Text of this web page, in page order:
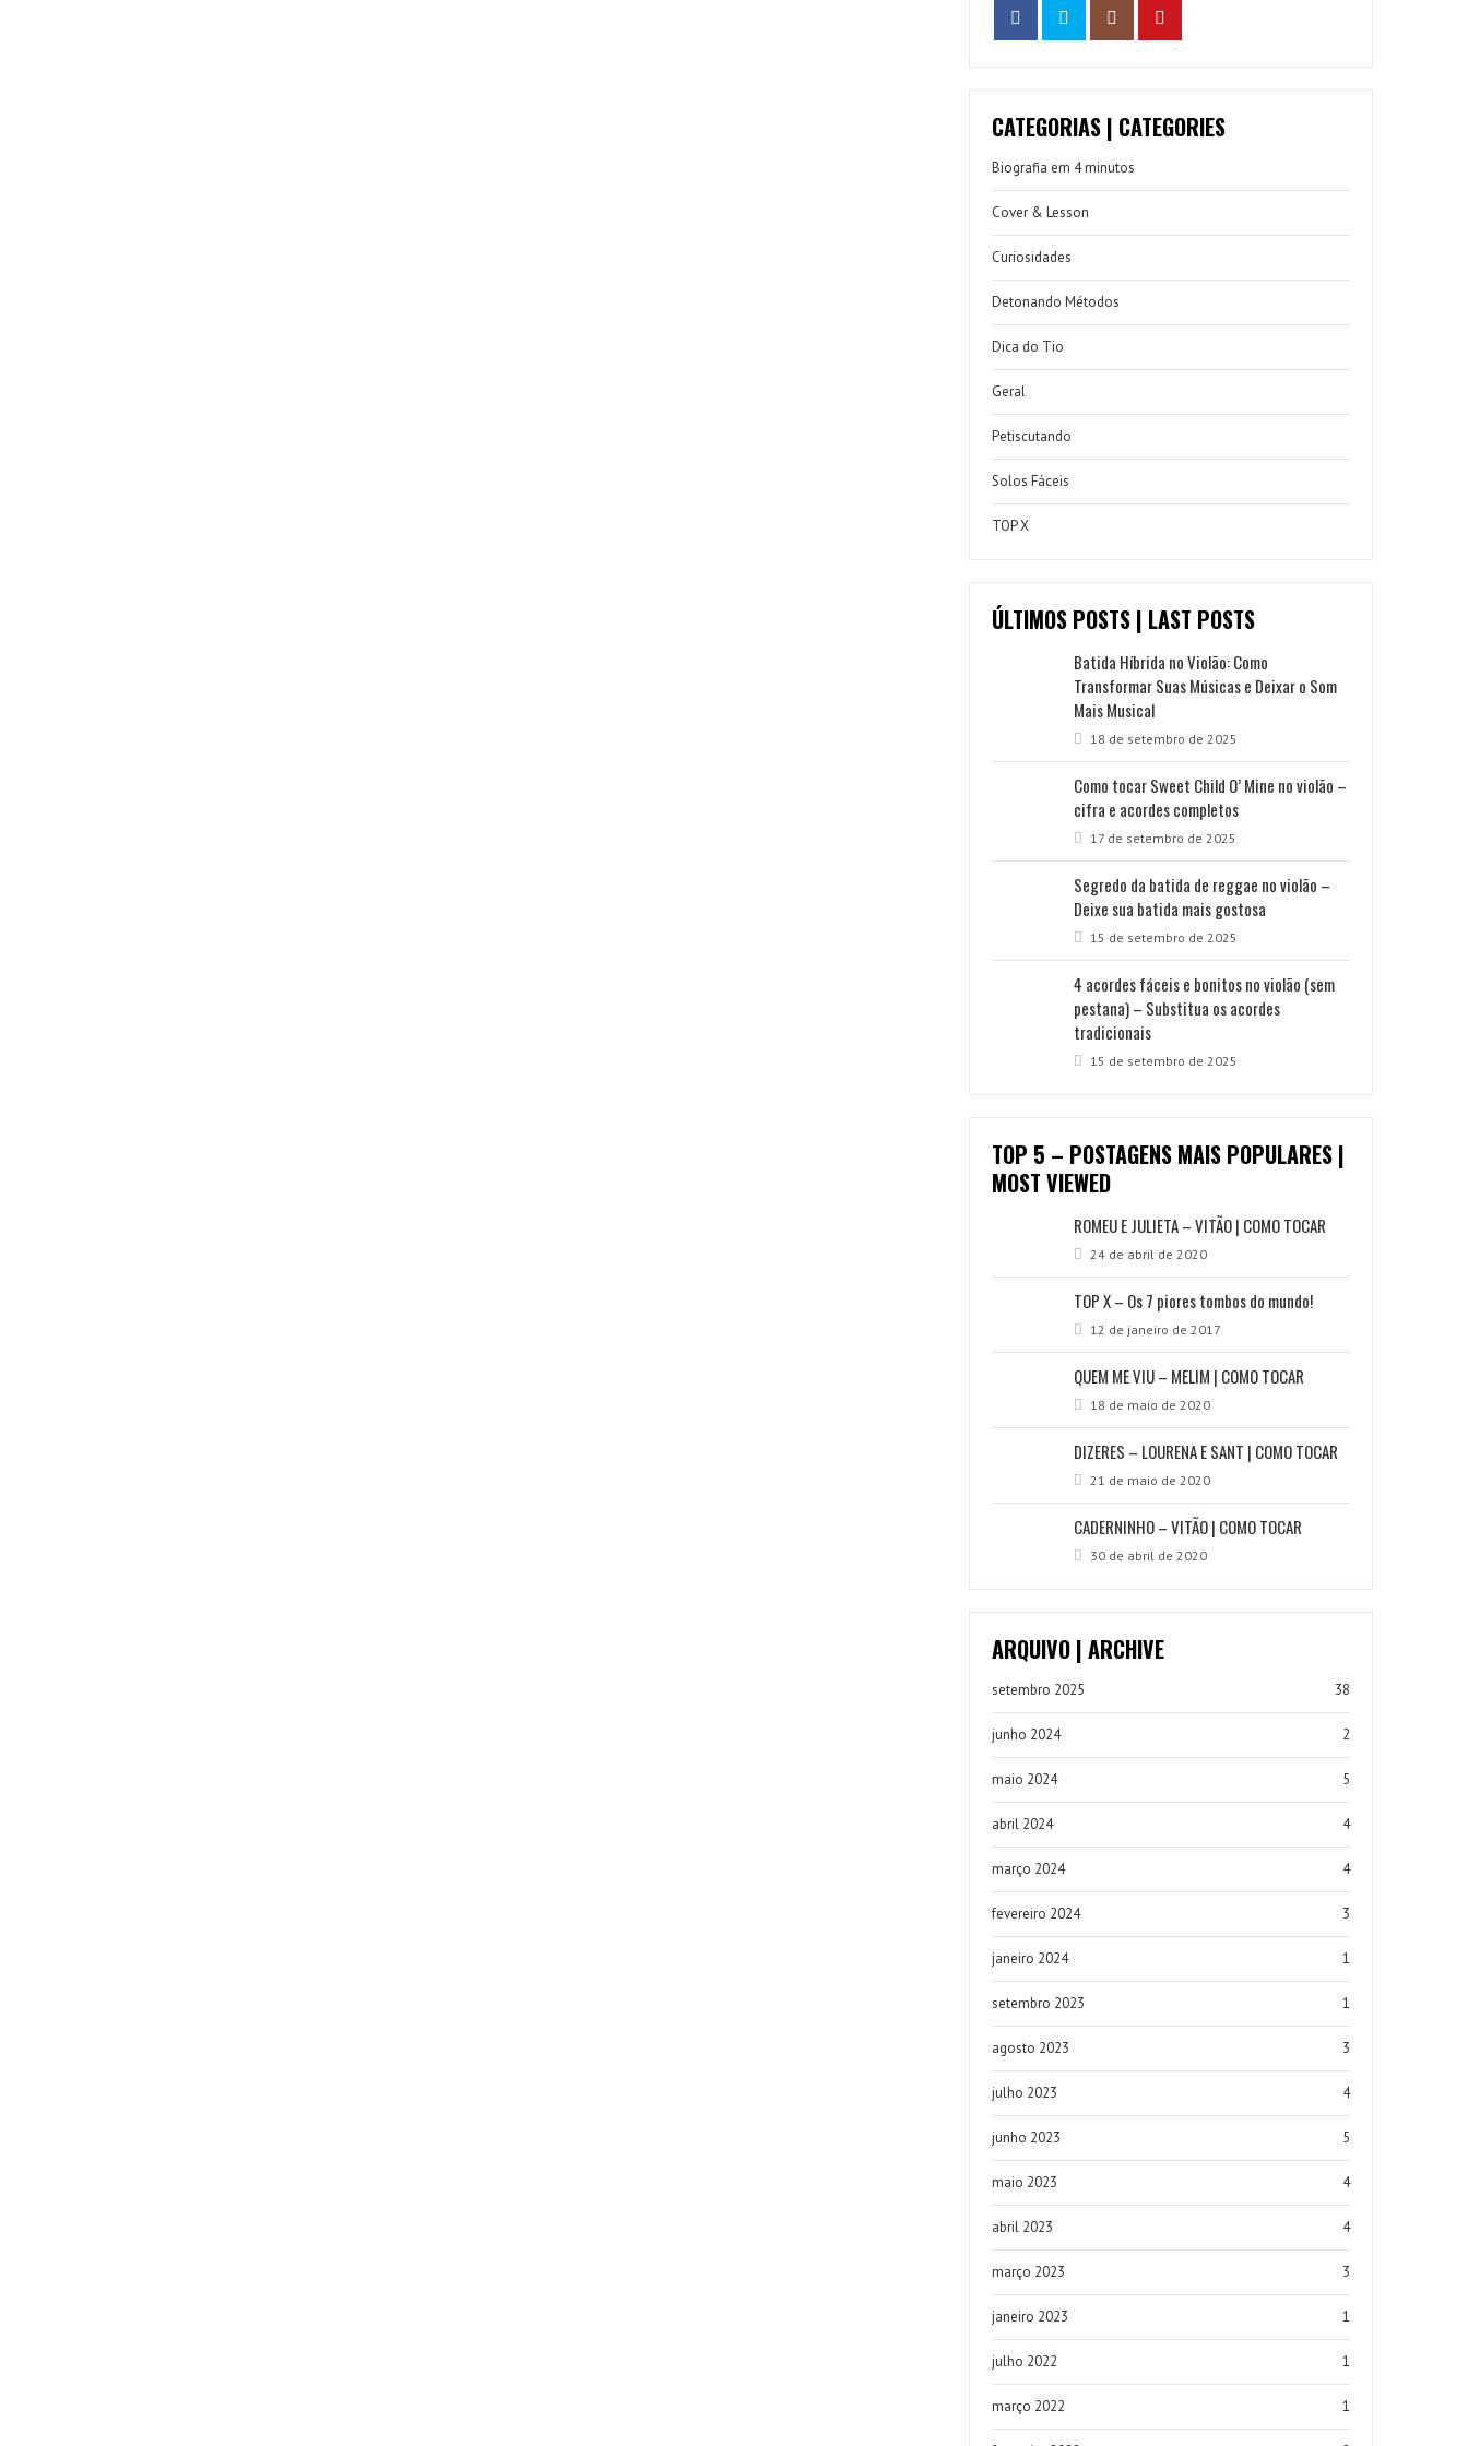
CATEGORIAS | CATEGORIES
Biografia em 4 minutos
Cover & Lesson
Curiosidades
Detonando Métodos
Dica do Tio
Geral
Petiscutando
Solos Fáceis
TOP X
ÚLTIMOS POSTS | LAST POSTS
Batida Híbrida no Violão: Como
Transformar Suas Músicas e Deixar o Som
Mais Musical
18 de setembro de 2025
Como tocar Sweet Child O’ Mine no violão –
cifra e acordes completos
17 de setembro de 2025
Segredo da batida de reggae no violão –
Deixe sua batida mais gostosa
15 de setembro de 2025
4 acordes fáceis e bonitos no violão (sem
pestana) – Substitua os acordes
tradicionais
15 de setembro de 2025
TOP 5 – POSTAGENS MAIS POPULARES |
MOST VIEWED
ROMEU E JULIETA – VITÃO | COMO TOCAR
24 de abril de 2020
TOP X – Os 7 piores tombos do mundo!
12 de janeiro de 2017
QUEM ME VIU – MELIM | COMO TOCAR
18 de maio de 2020
DIZERES – LOURENA E SANT | COMO TOCAR
21 de maio de 2020
CADERNINHO – VITÃO | COMO TOCAR
30 de abril de 2020
ARQUIVO | ARCHIVE
setembro 2025 38
junho 2024 2
maio 2024 5
abril 2024 4
março 2024 4
fevereiro 2024 3
janeiro 2024 1
setembro 2023 1
agosto 2023 3
julho 2023 4
junho 2023 5
maio 2023 4
abril 2023 4
março 2023 3
janeiro 2023 1
julho 2022 1
março 2022 1